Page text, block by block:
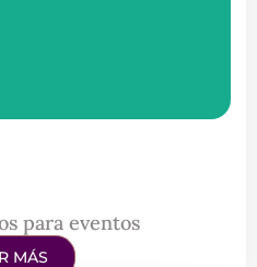
para eventos
MÁS